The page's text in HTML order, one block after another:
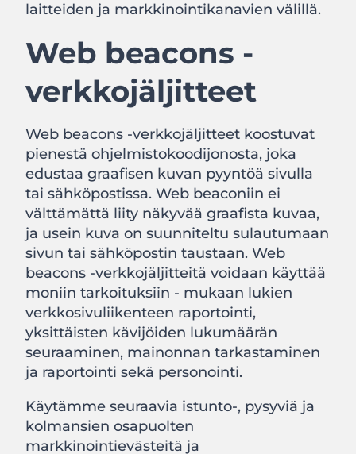
laitteiden ja markkinointikanavien välillä.
Web beacons -
verkkojäljitteet
Web beacons -verkkojäljitteet koostuvat
pienestä ohjelmistokoodijonosta, joka
edustaa graafisen kuvan pyyntöä sivulla
tai sähköpostissa. Web beaconiin ei
välttämättä liity näkyvää graafista kuvaa,
ja usein kuva on suunniteltu sulautumaan
sivun tai sähköpostin taustaan. Web
beacons -verkkojäljitteitä voidaan käyttää
moniin tarkoituksiin - mukaan lukien
verkkosivuliikenteen raportointi,
yksittäisten kävijöiden lukumäärän
seuraaminen, mainonnan tarkastaminen
ja raportointi sekä personointi.
Käytämme seuraavia istunto-, pysyviä ja
kolmansien osapuolten
markkinointievästeitä ja